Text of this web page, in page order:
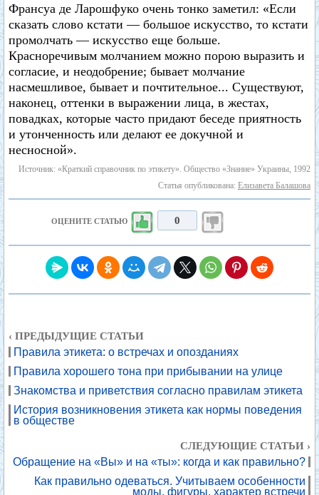
Франсуа де Ларошфуко очень тонко заметил: «Если
сказать слово кстати — большое искусство, то кстати
промолчать — искусство еще больше.
Красноречивым молчанием можно порою выразить и
согласие, и неодобрение; бывает молчание
насмешливое, бывает и почтительное... Существуют,
наконец, оттенки в выражении лица, в жестах,
повадках, которые часто придают беседе приятность
и утонченность или делают ее докучной и
несносной».
Источник: «Краткий справочник по этикету». Общество «Знание» Украины, 1992
Статья опубликована: Елизавета Балашова
ОЦЕНИТЕ СТАТЬЮ 0
‹ ПРЕДЫДУЩИЕ СТАТЬИ
Правила этикета: о встречах и опозданиях
Правила хорошего тона при прибывании на улице
Знакомства и приветствия согласно правилам этикета
История возникновения этикета как нормы поведения
в обществе
СЛЕДУЮЩИЕ СТАТЬИ ›
Обращение на «Вы» и на «ты»: когда и как правильно?
Как правильно одеваться. Учитываем особенности
моды, фигуры, характер встречи